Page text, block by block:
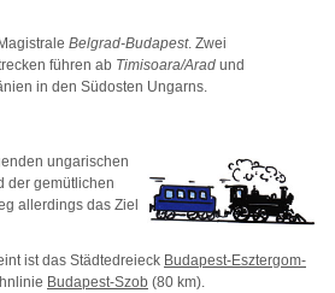
Belgrad-Budapest. Zwei
führen ab Timisoara/Arad und
in den Südosten Ungarns.
ungarischen
der gemütlichen
allerdings das Ziel
ist das Städtedreieck Budapest-Esztergom-
Budapest-Szob (80 km).